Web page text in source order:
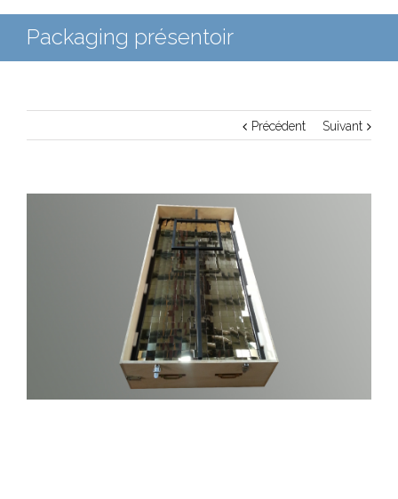
Packaging présentoir
Précédent Suivant